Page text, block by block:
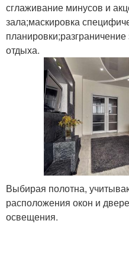
сглаживание минусов и
зала;маскировка
отдыха.
Выбирая полотна,
расположения окон и
освещения.